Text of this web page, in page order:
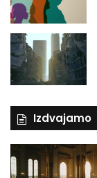
Izdvajamo